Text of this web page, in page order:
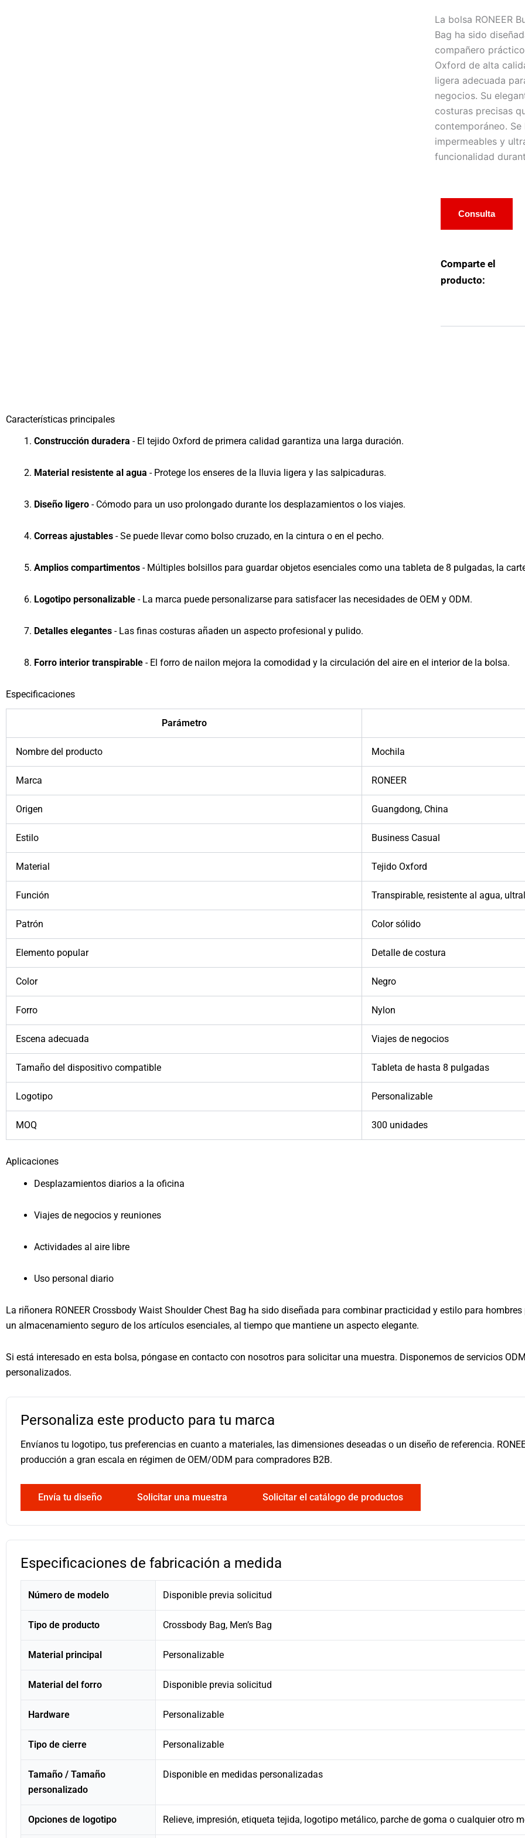
La bolsa RONEER
Bag ha sido
compañero
Oxford de alta
ligera adecuada
negocios. Su
costuras precisas
contemporáneo.
impermeables y
funcionalidad
Consulta
Comparte el
producto:
Características principales
Construcción duradera - El tejido Oxford de primera calidad garantiza una larga duración.
Material resistente al agua - Protege los enseres de la lluvia ligera y las salpicaduras.
Diseño ligero - Cómodo para un uso prolongado durante los desplazamientos o los viajes.
Correas ajustables - Se puede llevar como bolso cruzado, en la cintura o en el pecho.
Amplios compartimentos - Múltiples bolsillos para guardar objetos esenciales como una tableta de 8 pulgadas, la
Logotipo personalizable - La marca puede personalizarse para satisfacer las necesidades de OEM y ODM.
Detalles elegantes - Las finas costuras añaden un aspecto profesional y pulido.
Forro interior transpirable - El forro de nailon mejora la comodidad y la circulación del aire en el interior de la bolsa.
Especificaciones
Parámetro
Nombre del producto Mochila
Marca RONEER
Origen Guangdong, China
Estilo Business Casual
Material Tejido Oxford
Función Transpirable, resistente al agua,
Patrón Color sólido
Elemento popular Detalle de costura
Color Negro
Forro Nylon
Escena adecuada Viajes de negocios
Tamaño del dispositivo compatible Tableta de hasta 8 pulgadas
Logotipo Personalizable
MOQ 300 unidades
Aplicaciones
Desplazamientos diarios a la oficina
Viajes de negocios y reuniones
Actividades al aire libre
Uso personal diario
La riñonera RONEER Crossbody Waist Shoulder Chest Bag ha sido diseñada para combinar practicidad y estilo para
un almacenamiento seguro de los artículos esenciales, al tiempo que mantiene un aspecto elegante.
Si está interesado en esta bolsa, póngase en contacto con nosotros para solicitar una muestra. Disponemos de servicios
personalizados.
Personaliza este producto para tu marca
Envíanos tu logotipo, tus preferencias en cuanto a materiales, las dimensiones deseadas o un diseño de referencia.
producción a gran escala en régimen de OEM/ODM para compradores B2B.
Envía tu diseño Solicitar una muestra Solicitar el catálogo de productos
Especificaciones de fabricación a medida
Número de modelo Disponible previa solicitud
Tipo de producto Crossbody Bag, Men’s Bag
Material principal Personalizable
Material del forro Disponible previa solicitud
Hardware Personalizable
Tipo de cierre Personalizable
Tamaño / Tamaño
personalizado
Disponible en medidas personalizadas
Opciones de logotipo Relieve, impresión, etiqueta tejida, logotipo metálico, parche de goma o cualquier otro